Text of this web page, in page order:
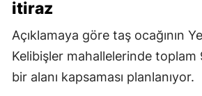
itiraz
Açıklamaya göre taş ocağının
Kelibişler mahallelerinde
bir alanı kapsaması planlanıyor.